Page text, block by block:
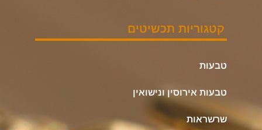
קטגוריות תכשיטים
טבעות
טבעות אירוסין ונישואין
שרשראות